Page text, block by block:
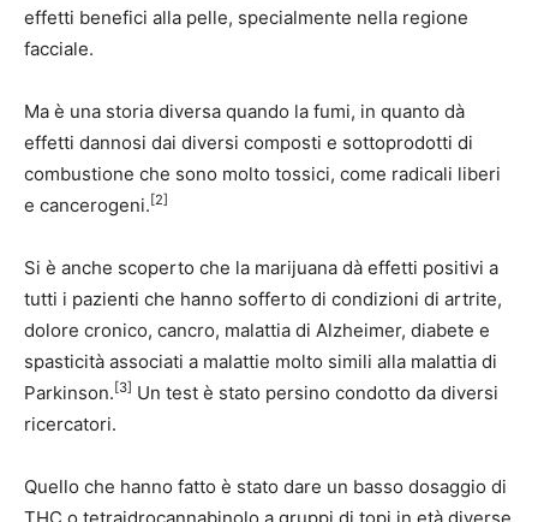
effetti benefici alla pelle, specialmente nella regione
facciale.
Ma è una storia diversa quando la fumi, in quanto dà
effetti dannosi dai diversi composti e sottoprodotti di
combustione che sono molto tossici, come radicali liberi
e cancerogeni. [2]
Si è anche scoperto che la marijuana dà effetti positivi a
tutti i pazienti che hanno sofferto di condizioni di artrite,
dolore cronico, cancro, malattia di Alzheimer, diabete e
spasticità associati a malattie molto simili alla malattia di
Parkinson. [3] Un test è stato persino condotto da diversi
ricercatori.
Quello che hanno fatto è stato dare un basso dosaggio di